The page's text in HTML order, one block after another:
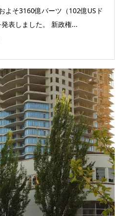
よそ3160億バーツ（102億USド
表しました。 新政権...